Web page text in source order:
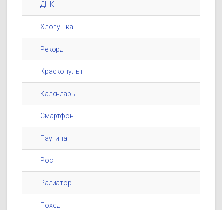
ДНК
Хлопушка
Рекорд
Краскопульт
Календарь
Смартфон
Паутина
Рост
Радиатор
Поход